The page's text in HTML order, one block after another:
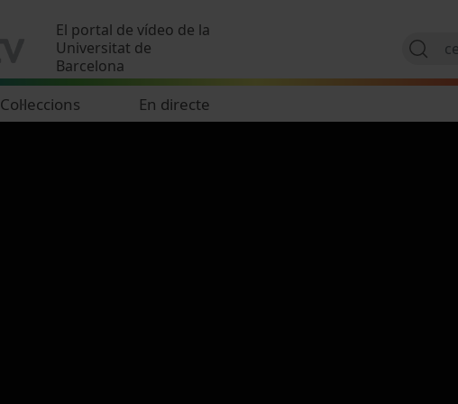
El portal de vídeo de la
Universitat de
Barcelona
Col·leccions En directe